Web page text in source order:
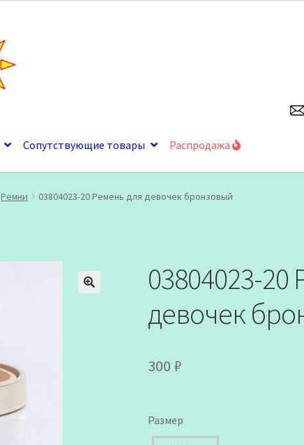
Сопутствующие товары Распродажа
Ремни 03804023-20 Ремень для девочек бронзовый
03804023-20
девочек
300 ₽
Размер